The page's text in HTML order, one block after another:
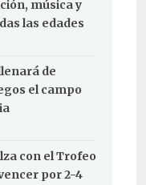
música y
las edades
de
el campo
con el Trofeo
por 2-4